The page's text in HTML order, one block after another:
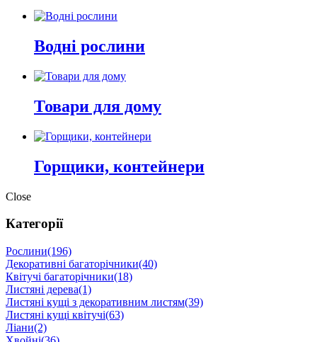
Водні рослини
Товари для дому
Горщики, контейнери
Close
Категорії
Рослини(196)
Декоративні багаторічники(40)
Квітучі багаторічники(18)
Листяні дерева(1)
Листяні кущі з декоративним листям(39)
Листяні кущі квітучі(63)
Ліани(2)